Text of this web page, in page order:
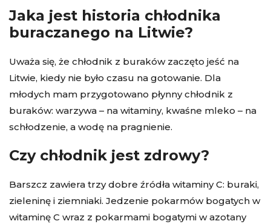
Jaka jest historia chłodnika
buraczanego na Litwie?
Uważa się, że chłodnik z buraków zaczęto jeść na
Litwie, kiedy nie było czasu na gotowanie. Dla
młodych mam przygotowano płynny chłodnik z
buraków: warzywa – na witaminy, kwaśne mleko – na
schłodzenie, a wodę na pragnienie.
Czy chłodnik jest zdrowy?
Barszcz zawiera trzy dobre źródła witaminy C: buraki,
zieleninę i ziemniaki. Jedzenie pokarmów bogatych w
witaminę C wraz z pokarmami bogatymi w azotany